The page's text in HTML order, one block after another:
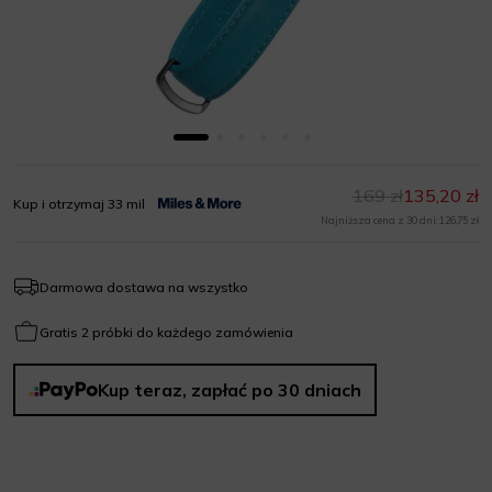
Kup i otrzymaj 33 mil 135,20 zł
169 zł
Najniższa cena z 30 dni: 126,75 zł
Darmowa dostawa na wszystko
Gratis 2 próbki do każdego zamówienia
Kup teraz, zapłać po 30 dniach